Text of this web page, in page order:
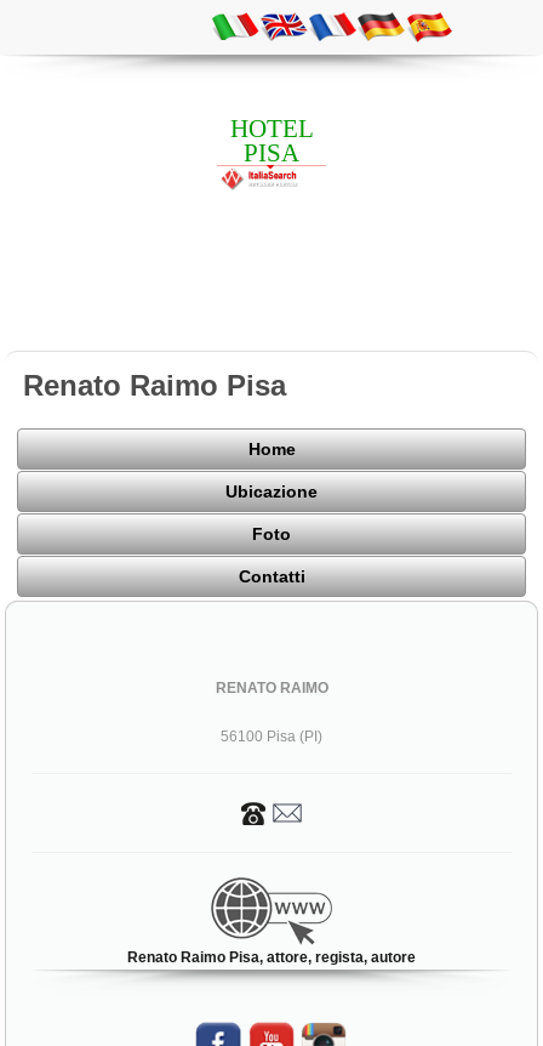
HOTEL
PISA
Renato Raimo Pisa
Home
Ubicazione
Foto
Contatti
RENATO RAIMO
56100 Pisa (PI)
Renato Raimo Pisa, attore, regista, autore